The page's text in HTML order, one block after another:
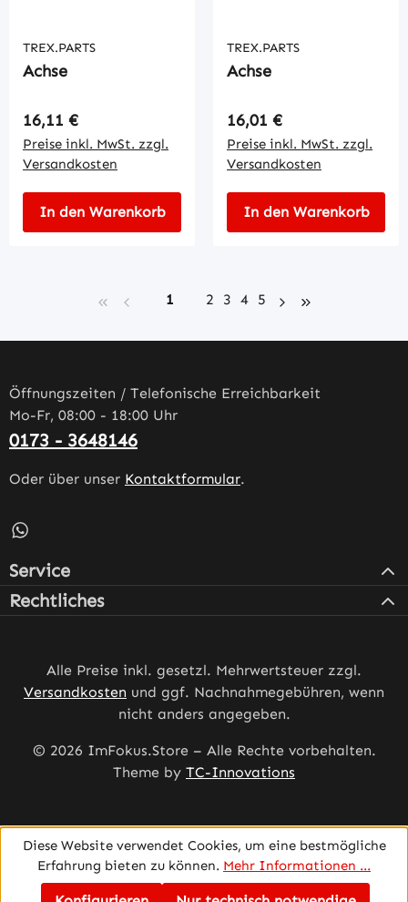
TREX.PARTS
Achse
Regulärer Preis:
16,11 €
Preise inkl. MwSt. zzgl.
Versandkosten
In den Warenkorb
TREX.PARTS
Achse
Regulärer Preis:
16,01 €
Preise inkl. MwSt. zzgl.
Versandkosten
In den Warenkorb
Seite
1 Seite
2 Seite
3 Seite
4 Seite
5
Öffnungszeiten / Telefonische Erreichbarkeit
Mo-Fr, 08:00 - 18:00 Uhr
0173 - 3648146
Oder über unser Kontaktformular.
Schreib uns auf WhatsApp – öffnet in neuem Tab
Service
Rechtliches
Alle Preise inkl. gesetzl. Mehrwertsteuer zzgl.
Versandkosten und ggf. Nachnahmegebühren, wenn
nicht anders angegeben.
© 2026 ImFokus.Store – Alle Rechte vorbehalten.
Theme by TC-Innovations
Diese Website verwendet Cookies, um eine bestmögliche
Erfahrung bieten zu können. Mehr Informationen ...